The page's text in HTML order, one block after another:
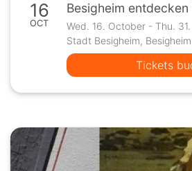
16
OCT
Wed. 16. October - Thu.
Stadt Besigheim, Besigheim
Tickets